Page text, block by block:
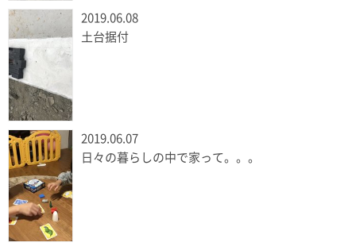
2019.06.08
土台据付
2019.06.07
日々の暮らしの中で家って。。。